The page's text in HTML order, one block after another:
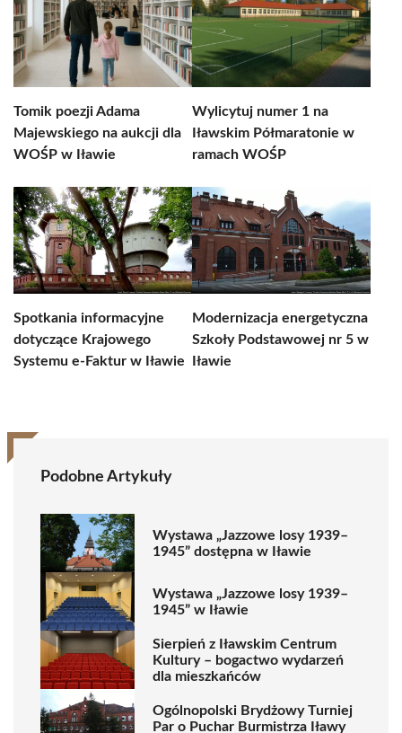
Tomik poezji Adama
Majewskiego na aukcji dla
WOŚP w Iławie
Wylicytuj numer 1 na
Iławskim Półmaratonie w
ramach WOŚP
Spotkania informacyjne
dotyczące Krajowego
Systemu e-Faktur w Iławie
Modernizacja energetyczna
Szkoły Podstawowej nr 5 w
Iławie
Podobne Artykuły
Wystawa „Jazzowe losy 1939–
1945” dostępna w Iławie
Wystawa „Jazzowe losy 1939–
1945” w Iławie
Sierpień z Iławskim Centrum
Kultury – bogactwo wydarzeń
dla mieszkańców
Ogólnopolski Brydżowy Turniej
Par o Puchar Burmistrza Iławy